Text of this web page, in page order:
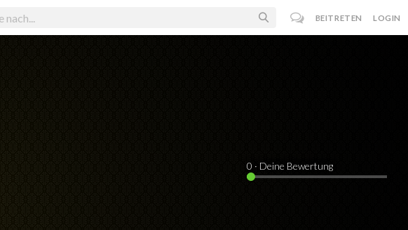
BEITRETEN LOGIN
0 · Deine Bewertung